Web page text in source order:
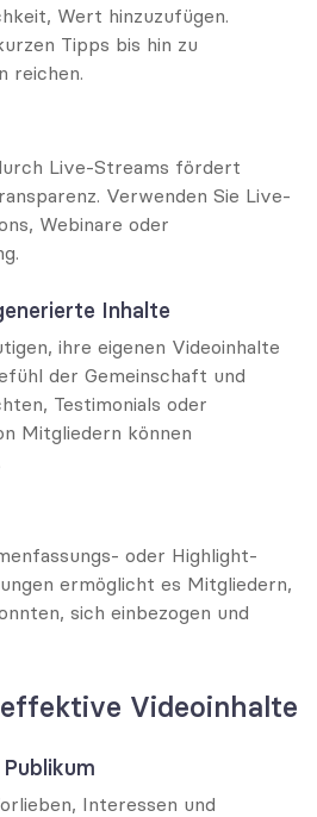
Wert hinzuzufügen.
Tipps bis hin zu
reichen.
Live-Streams fördert
Verwenden Sie Live-
Webinare oder
Inhalte
ihre eigenen Videoinhalte
der Gemeinschaft und
Testimonials oder
Mitgliedern können
oder Highlight-
ermöglicht es Mitgliedern,
sich einbezogen und
Videoinhalte
Interessen und